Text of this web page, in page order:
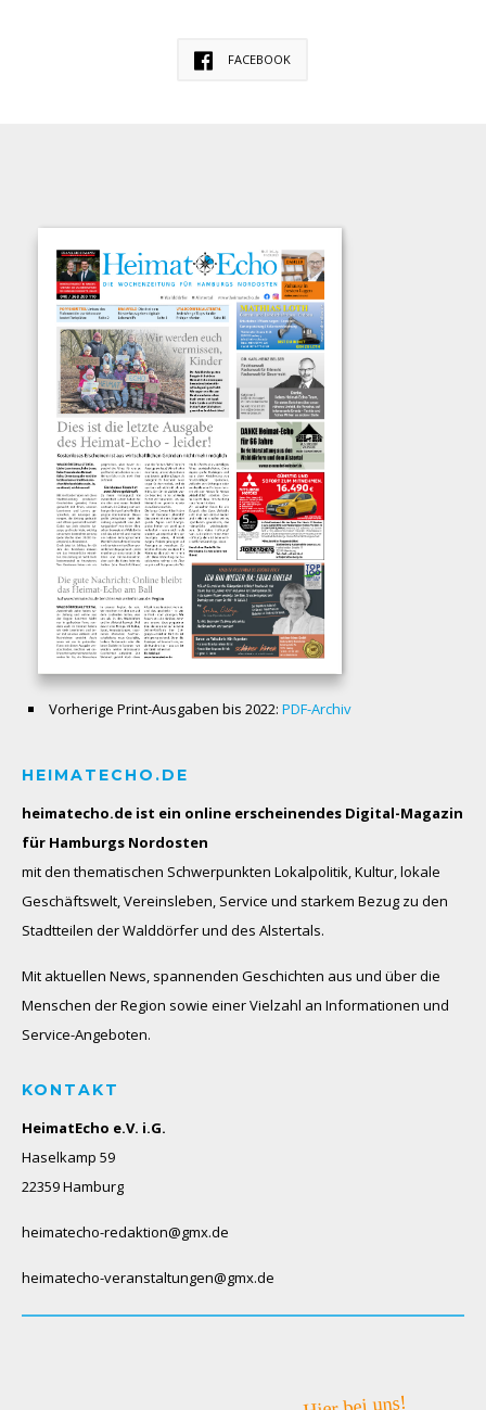
FACEBOOK
Vorherige Print-Ausgaben bis 2022: PDF-Archiv
HEIMATECHO.DE
heimatecho.de ist ein online erscheinendes Digital-Magazin
für Hamburgs Nordosten
mit den thematischen Schwerpunkten Lokalpolitik, Kultur, lokale
Geschäftswelt, Vereinsleben, Service und starkem Bezug zu den
Stadtteilen der Walddörfer und des Alstertals.
Mit aktuellen News, spannenden Geschichten aus und über die
Menschen der Region sowie einer Vielzahl an Informationen und
Service-Angeboten.
KONTAKT
HeimatEcho e.V. i.G.
Haselkamp 59
22359 Hamburg
heimatecho-redaktion@gmx.de
heimatecho-veranstaltungen@gmx.de